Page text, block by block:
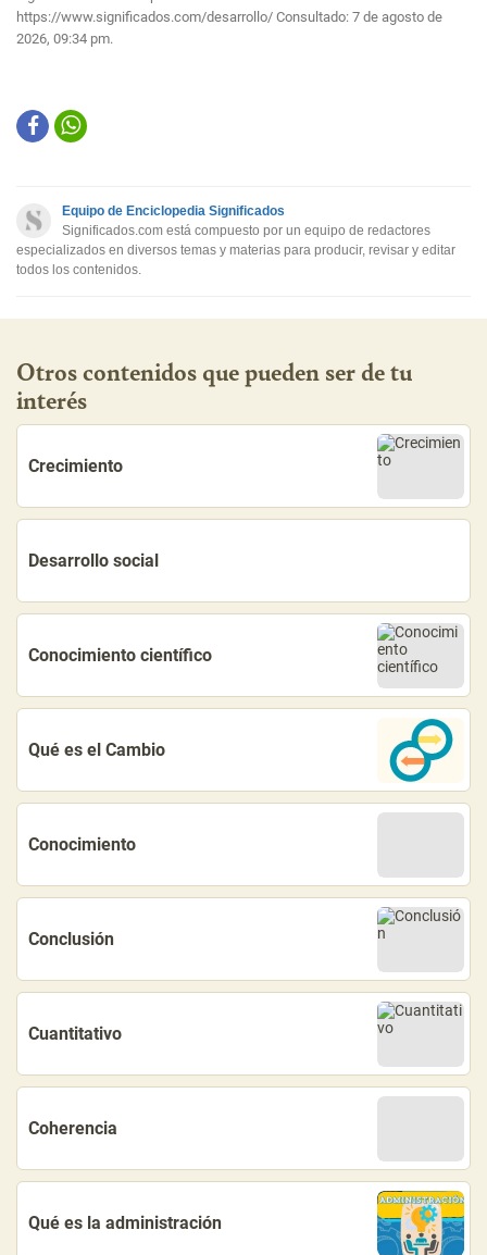
https://www.significados.com/desarrollo/ Consultado: 7 de agosto de
2026, 09:34 pm.
Equipo de Enciclopedia Significados
Significados.com está compuesto por un equipo de redactores
especializados en diversos temas y materias para producir, revisar y editar
todos los contenidos.
Otros contenidos que pueden ser de tu
interés
Crecimiento
Desarrollo social
Conocimiento científico
Qué es el Cambio
Conocimiento
Conclusión
Cuantitativo
Coherencia
Qué es la administración